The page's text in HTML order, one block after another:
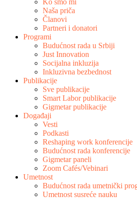
Ko smo mi
Naša priča
Članovi
Partneri i donatori
Programi
Budućnost rada u Srbiji
Just Innovation
Socijalna inkluzija
Inkluzivna bezbednost
Publikacije
Sve publikacije
Smart Labor publikacije
Gigmetar publikacije
Događaji
Vesti
Podkasti
Reshaping work konferencije
Budućnost rada konferencije
Gigmetar paneli
Zoom Cafés/Vebinari
Umetnost
Budućnost rada umetnički
Umetnost susreće nauku